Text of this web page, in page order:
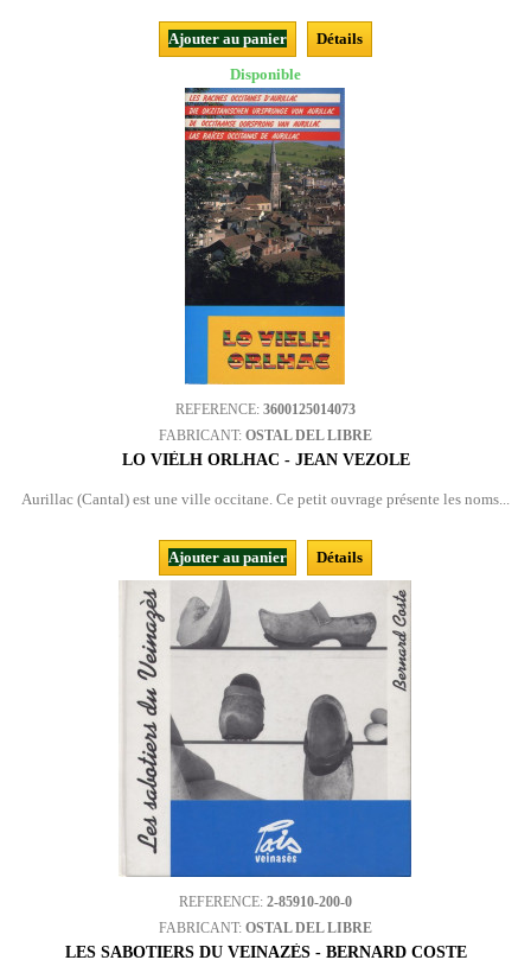
Ajouter au panier
Détails
Disponible
REFERENCE: 3600125014073
FABRICANT: OSTAL DEL LIBRE
LO VIÈLH ORLHAC - JEAN VEZOLE
Aurillac (Cantal) est une ville occitane. Ce petit ouvrage présente les noms...
Ajouter au panier Détails
REFERENCE: 2-85910-200-0
FABRICANT: OSTAL DEL LIBRE
LES SABOTIERS DU VEINAZÈS - BERNARD COSTE